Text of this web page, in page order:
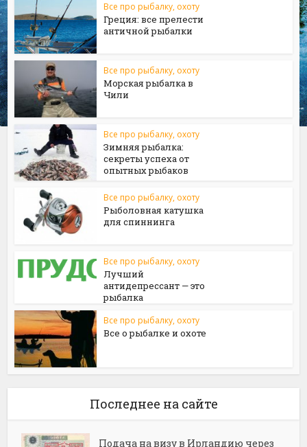
Все про рыбалку, охоту
Греция: все прелести
античной рыбалки
Все про рыбалку, охоту
Морская рыбалка в
Чили
Все про рыбалку, охоту
Зимняя рыбалка:
секреты успеха от
опытных рыбаков
Все про рыбалку, охоту
Рыболовная катушка
для спиннинга
Все про рыбалку, охоту
Лучший
антидепрессант — это
рыбалка
Все про рыбалку, охоту
Все о рыбалке и охоте
Последнее на сайте
Подача на визу в Ирландию через